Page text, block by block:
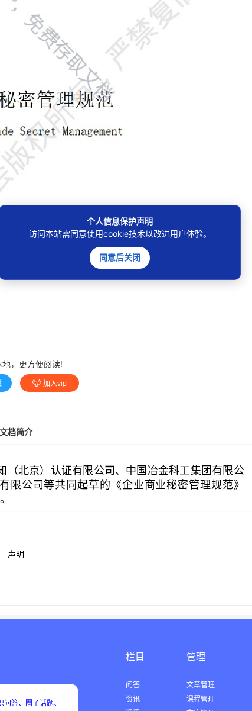
，更方便阅读!
加入vip
文档简介
北京）认证有限公司、中国冶金科工集团有限公
限公司等共同起草的《企业商业秘密管理规范》
声明
答、圈子话题、
栏目
问答
资讯
管理
文章管理
课程管理
个人信息保护声明
访问本站需同意使用cookie技术以改进用户体验。
同意后关闭